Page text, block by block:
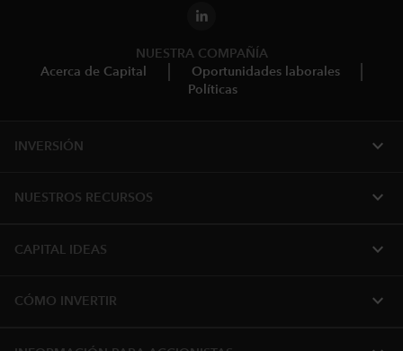
NUESTRA COMPAÑÍA
Acerca de Capital
Oportunidades laborales
Políticas
INVERSIÓN expand_more
NUESTROS RECURSOS expand_more
CAPITAL IDEAS expand_more
CÓMO INVERTIR expand_more